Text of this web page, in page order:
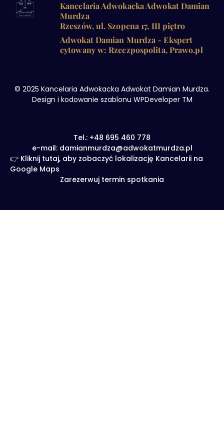
Kancelaria Adwokacka Adwokat Damian
Murdza
Rzeszów, ul. Szopena 17, III piętro
Adwokat Damian Murdza - Ekspert
cytowany w: Rzeczpospolita, Prawo.pl
© 2025 Kancelaria Adwokacka Adwokat Damian Murdza.
Design i kodowanie szablonu WPDeveloper TM
Tel.: +48 695 460 778
e-mail: damianmurdza@adwokatmurdza.pl
👉 Kliknij tutaj, aby zobaczyć lokalizację Kancelarii na
Google Maps
Zarezerwuj termin spotkania